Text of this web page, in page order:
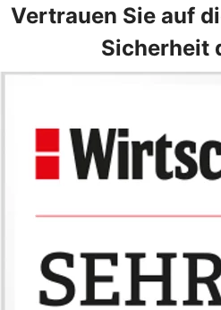
Vertrauen Sie auf
Sicherheit